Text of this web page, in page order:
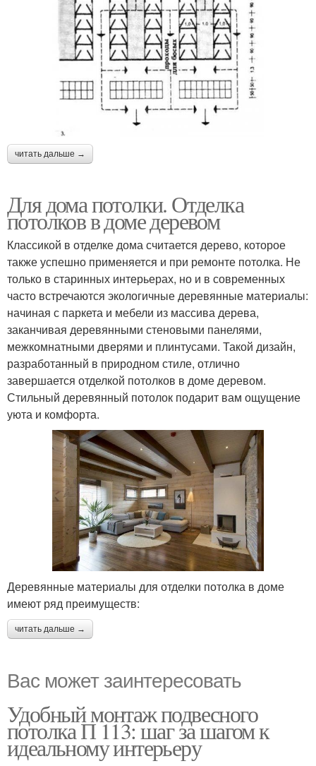
читать дальше →
Для дома потолки. Отделка
потолков в доме деревом
Классикой в отделке дома считается дерево, которое
также успешно применяется и при ремонте потолка. Не
только в старинных интерьерах, но и в современных
часто встречаются экологичные деревянные материалы:
начиная с паркета и мебели из массива дерева,
заканчивая деревянными стеновыми панелями,
межкомнатными дверями и плинтусами. Такой дизайн,
разработанный в природном стиле, отлично
завершается отделкой потолков в доме деревом.
Стильный деревянный потолок подарит вам ощущение
уюта и комфорта.
Деревянные материалы для отделки потолка в доме
имеют ряд преимуществ:
читать дальше →
Вас может заинтересовать
Удобный монтаж подвесного
потолка П 113: шаг за шагом к
идеальному интерьеру